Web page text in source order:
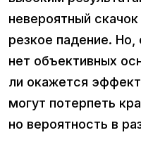
невероятный
резкое падение. Но,
нет объективных
ли окажется
могут потерпеть
но вероятность в